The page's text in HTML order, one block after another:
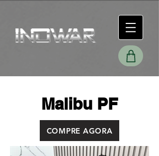
Malibu PF
COMPRE AGORA